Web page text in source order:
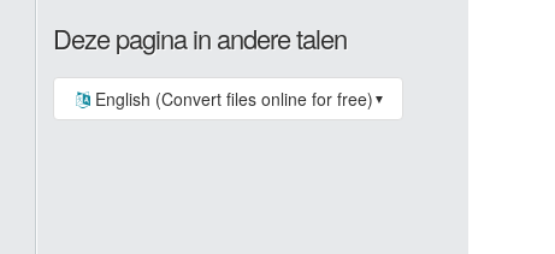
Deze pagina in andere talen
English (Convert files online for free) ▼